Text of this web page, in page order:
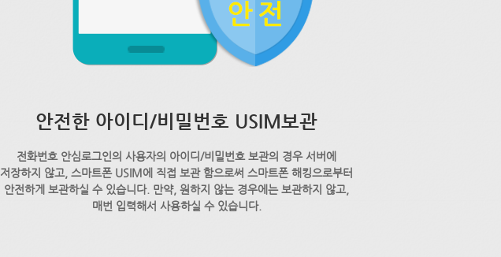
안전한 아이디/비밀번호 USIM보관
전화번호 안심로그인의 사용자의 아이디/비밀번호 보관의 경우 서버에
저장하지 않고, 스마트폰 USIM에 직접 보관 함으로써 스마트폰 해킹으로부터
안전하게 보관하실 수 있습니다. 만약, 원하지 않는 경우에는 보관하지 않고,
매번 입력해서 사용하실 수 있습니다.